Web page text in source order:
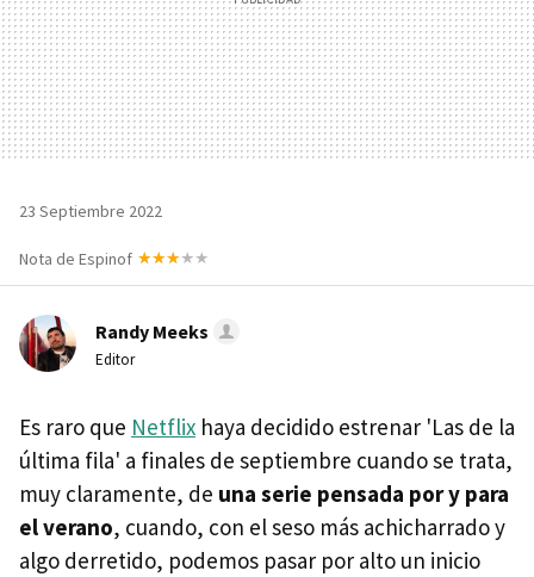
23 Septiembre 2022
Nota de Espinof
Randy Meeks
Editor
Es raro que Netflix haya decidido estrenar 'Las de la
última fila' a finales de septiembre cuando se trata,
muy claramente, de una serie pensada por y para
el verano, cuando, con el seso más achicharrado y
algo derretido, podemos pasar por alto un inicio